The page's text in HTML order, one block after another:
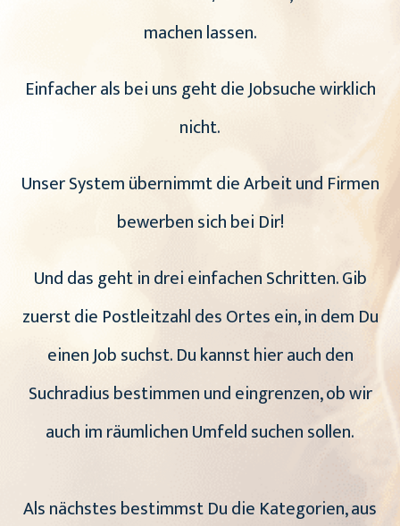
machen lassen.
Einfacher als bei uns geht die Jobsuche wirklich
nicht.
Unser System übernimmt die Arbeit und Firmen
bewerben sich bei Dir!
Und das geht in drei einfachen Schritten. Gib
zuerst die Postleitzahl des Ortes ein, in dem Du
einen Job suchst. Du kannst hier auch den
Suchradius bestimmen und eingrenzen, ob wir
auch im räumlichen Umfeld suchen sollen.
Als nächstes bestimmst Du die Kategorien, aus